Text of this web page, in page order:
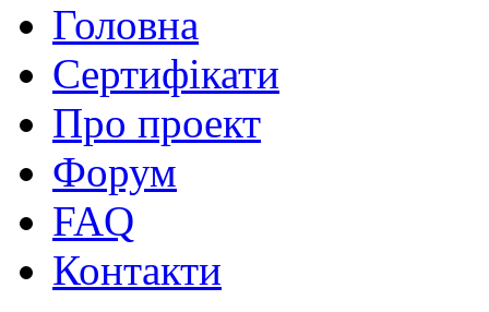
Головна
Сертифікати
Про проект
Форум
FAQ
Контакти